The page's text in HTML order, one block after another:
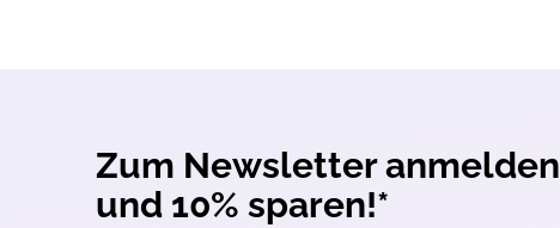
Zum Newsletter anmelden
und 10% sparen!*